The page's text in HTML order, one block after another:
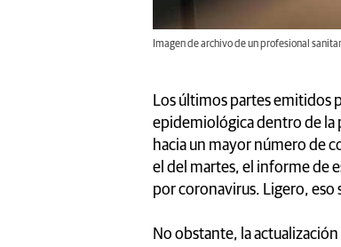
Imagen de archivo de un profesional
Los últimos partes emitidos
epidemiológica dentro de la
hacia un mayor número de
el del martes, el informe de
por coronavirus. Ligero, eso
No obstante, la